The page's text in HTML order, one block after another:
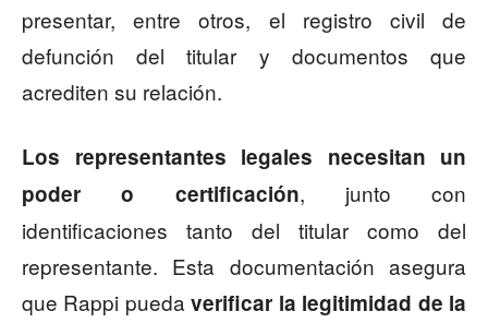
presentar, entre otros, el registro civil de
defunción del titular y documentos que
acrediten su relación.
Los representantes legales necesitan un
poder o certificación, junto con
identificaciones tanto del titular como del
representante. Esta documentación asegura
que Rappi puedaverificar la legitimidad de la